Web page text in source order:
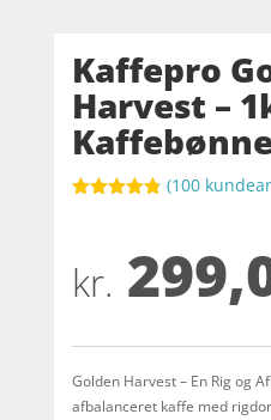
Kaffepro
Harvest –
baseret på
kundebedøm
melser
(100
kr.
Golden Harvest – En Rig og
afbalanceret kaffe med